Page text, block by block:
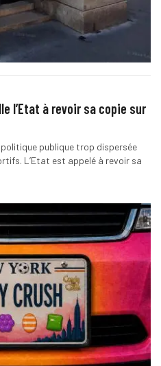
l’Etat à revoir sa copie sur
publique trop dispersée
L’Etat est appelé à revoir sa